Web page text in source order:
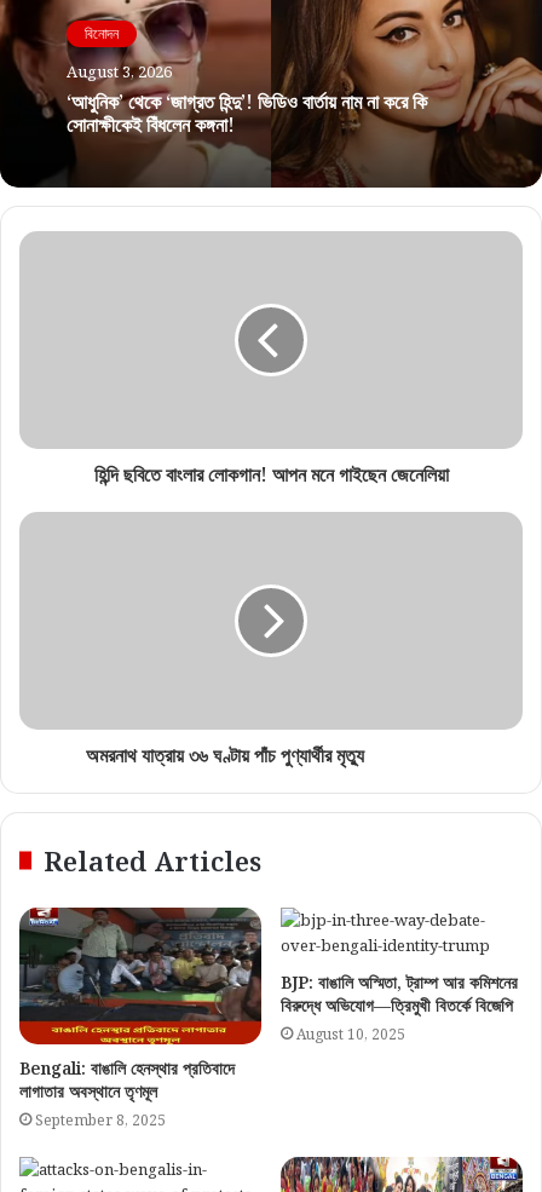
বিনোদন
August 3, 2026
‘আধুনিক’ থেকে ‘জাগ্রত হিন্দু’! ভিডিও বার্তায় নাম না করে কি
সোনাক্ষীকেই বিঁধলেন কঙ্গনা!
হিন্দি ছবিতে বাংলার লোকগান! আপন মনে গাইছেন জেনেলিয়া
অমরনাথ যাত্রায় ৩৬ ঘণ্টায় পাঁচ পুণ্যার্থীর মৃত্যু
Related Articles
Bengali: বাঙালি হেনস্থার প্রতিবাদে
লাগাতার অবস্থানে তৃণমূল
September 8, 2025
BJP: বাঙালি অস্মিতা, ট্রাম্প আর কমিশনের
বিরুদ্ধে অভিযোগ—ত্রিমুখী বিতর্কে বিজেপি
August 10, 2025